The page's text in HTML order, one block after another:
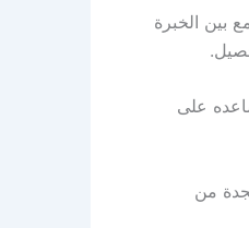
بين الخبرة
على
من